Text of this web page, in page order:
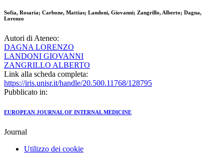
Sofia, Rosaria; Carbone, Mattias; Landoni, Giovanni; Zangrillo, Alberto; Dagna,
Lorenzo
Autori di Ateneo:
DAGNA LORENZO
LANDONI GIOVANNI
ZANGRILLO ALBERTO
Link alla scheda completa:
https://iris.unisr.it/handle/20.500.11768/128795
Pubblicato in:
EUROPEAN JOURNAL OF INTERNAL MEDICINE
Journal
Utilizzo dei cookie